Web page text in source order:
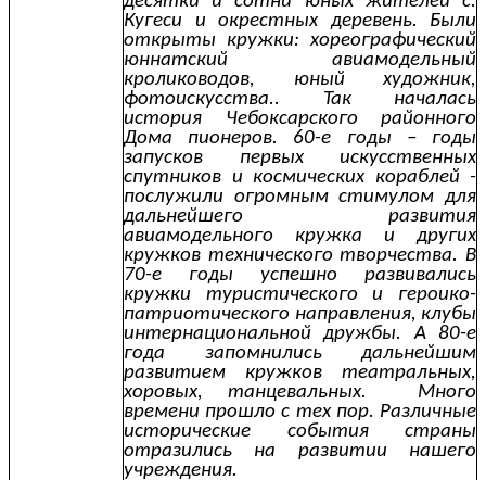
Кугеси и окрестных деревень. Были
открыты кружки: хореографический
юннатский авиамодельный
кролиководов, юный художник,
фотоискусства.. Так началась
история Чебоксарского районного
Дома пионеров. 60-е годы – годы
запусков первых искусственных
спутников и космических кораблей -
послужили огромным стимулом для
дальнейшего развития
авиамодельного кружка и других
кружков технического творчества. В
70-е годы успешно развивались
кружки туристического и героико-
патриотического направления, клубы
интернациональной дружбы. А 80-е
года запомнились дальнейшим
развитием кружков театральных,
хоровых, танцевальных. Много
времени прошло с тех пор. Различные
исторические события страны
отразились на развитии нашего
учреждения.